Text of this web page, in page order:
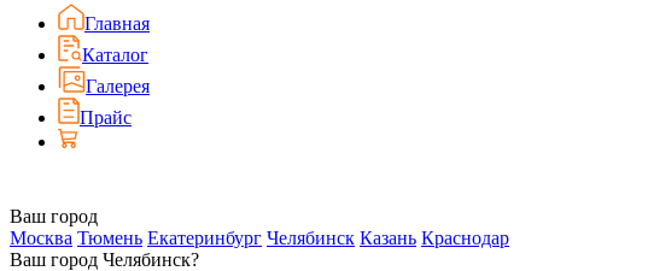
Главная
Каталог
Галерея
Прайс
Ваш город
Москва Тюмень Екатеринбург Челябинск Казань Краснодар
Ваш город Челябинск?